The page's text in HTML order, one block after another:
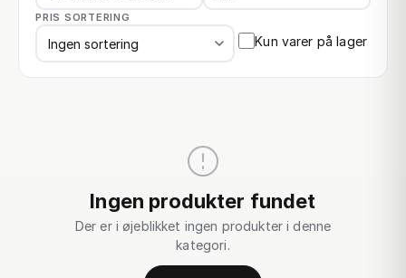
PRIS SORTERING
Kun varer på lager
Ingen produkter fundet
Der er i øjeblikket ingen produkter i denne
kategori.